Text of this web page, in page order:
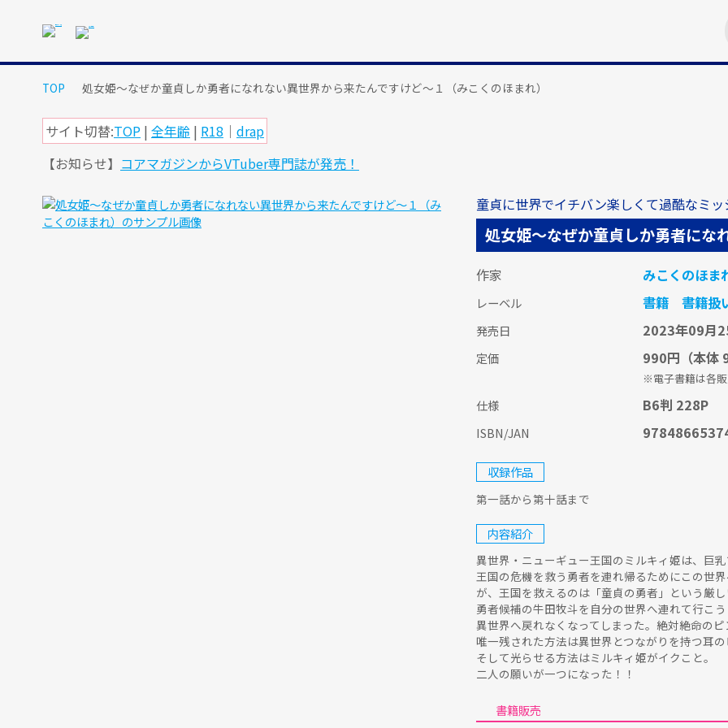
コ
TOP 処女姫～なぜか童貞しか勇者になれない異世界から来たんですけど～１（みこくのほまれ）
サイト切替:TOP | 全年齢 | R18 ｜ drap
【お知らせ】 コアマガジンからVTuber専門誌が発売！
童貞に世界でイチバン楽しくて過酷なミ
処女姫～なぜか童貞しか勇者にな
作家 みこくのほま
レーベル 書籍 書籍扱
発売日 2023年09月
定価 990円 （本
※電子書籍は各
仕様 B6判 228P
ISBN/JAN
収録作品
第一話から第十話まで
内容紹介
異世界・ニューギュー王国のミルキィ姫は、巨
王国の危機を救う勇者を連れ帰るためにこの世
が、王国を救えるのは「童貞の勇者」という厳
勇者候補の牛田牧斗を自分の世界へ連れて行こ
異世界へ戻れなくなってしまった。絶対絶命の
唯一残された方法は異世界とつながりを持つ耳
そして光らせる方法はミルキィ姫がイクこと。
二人の願いが一つになった！！
書籍販売